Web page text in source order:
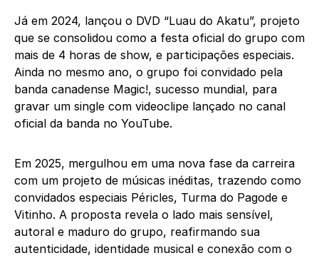
Já em 2024, lançou o DVD “Luau do Akatu”, projeto
que se consolidou como a festa oficial do grupo com
mais de 4 horas de show, e participações especiais.
Ainda no mesmo ano, o grupo foi convidado pela
banda canadense Magic!, sucesso mundial, para
gravar um single com videoclipe lançado no canal
oficial da banda no YouTube.
Em 2025, mergulhou em uma nova fase da carreira
com um projeto de músicas inéditas, trazendo como
convidados especiais Péricles, Turma do Pagode e
Vitinho. A proposta revela o lado mais sensível,
autoral e maduro do grupo, reafirmando sua
autenticidade, identidade musical e conexão com o